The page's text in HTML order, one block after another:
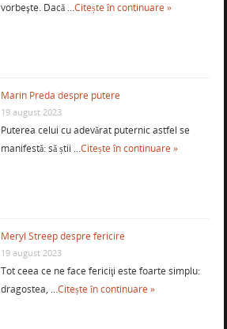
vorbeşte. Dacă …Citește în continuare »
Marin Preda despre putere
19 august 2023
Puterea celui cu adevărat puternic astfel se
manifestă: să știi …Citește în continuare »
Meryl Streep despre fericire
19 august 2023
Tot ceea ce ne face fericiţi este foarte simplu:
dragostea, …Citește în continuare »